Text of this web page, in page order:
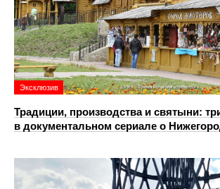
Эксклюзив
Традиции, производства и святыни:
в документальном сериале о